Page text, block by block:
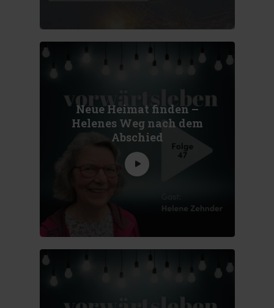
Neue Heimat finden –
Helenes Weg nach dem
Abschied